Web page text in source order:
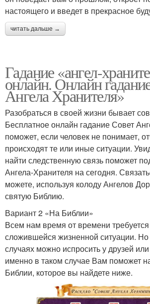
настоящего и введет в прекрасное
читать дальше →
Гадание «ангел-
онлайн. Онлайн
Ангела Хранителя»
Разобраться в своей жизни бывает
Бесплатное онлайн гадание Совет
поможет, если человек не понимает,
происходят те или иные ситуации.
найти следственную связь поможет
Ангела-Хранителя на сегодня.
можете, используя колоду Ангелов
святую Библию.
Вариант 2 «На Библии»
Всем нам время от времени
сложившейся жизненной ситуации. Но
случаях можно испросить у друзей
именно в таком случае Вам поможет
Библии, которое вы найдете ниже.